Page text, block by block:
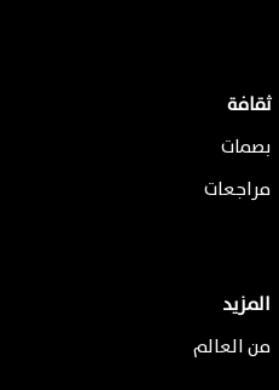
ثقافة
بصمات
مراجعات
المزيد
من العالم